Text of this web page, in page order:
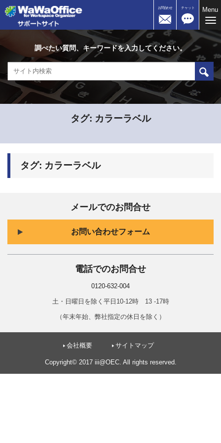
お問合わせ チャット
Menu
調べたい質問、キーワードを入力してください。
タグ: カラーラベル
タグ: カラーラベル
メールでのお問合せ
お問い合わせフォーム
電話でのお問合せ
0120-632-004
土・日曜日を除く平日10-12時 13 -17時
（年末年始、弊社指定の休日を除く）
会社概要 サイトマップ
Copyright© 2017 iii@OEC. All rights reserved.